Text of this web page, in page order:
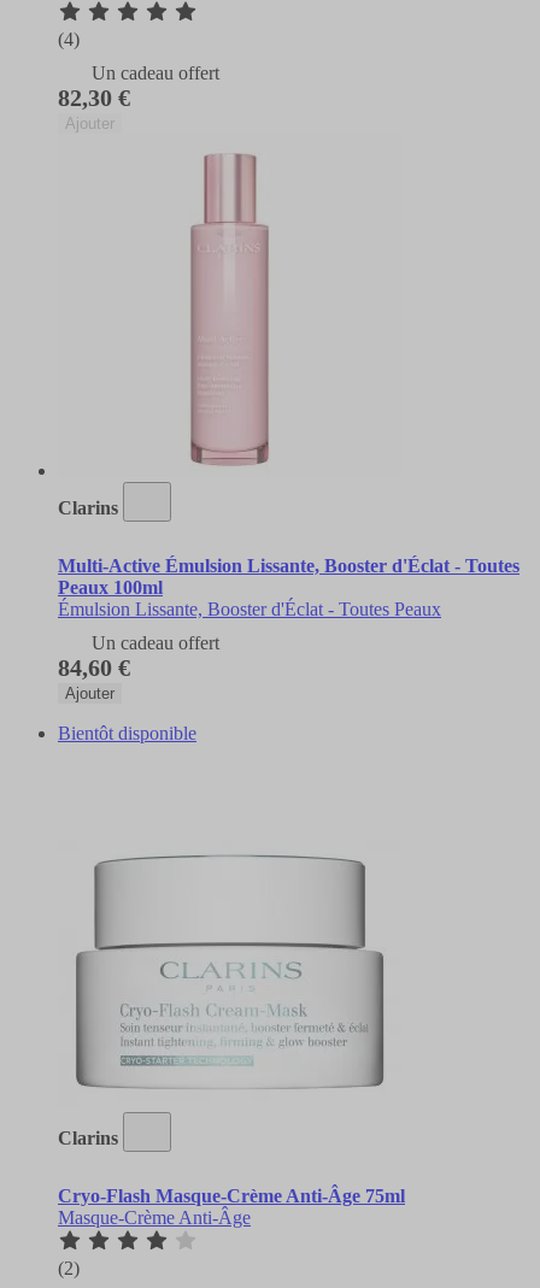
(4)
Un cadeau offert
82,30 €
Ajouter
Clarins
Multi-Active Émulsion Lissante, Booster d'Éclat - Toutes
Peaux 100ml
Émulsion Lissante, Booster d'Éclat - Toutes Peaux
Un cadeau offert
84,60 €
Ajouter
Bientôt disponible
Clarins
Cryo-Flash Masque-Crème Anti-Âge 75ml
Masque-Crème Anti-Âge
(2)